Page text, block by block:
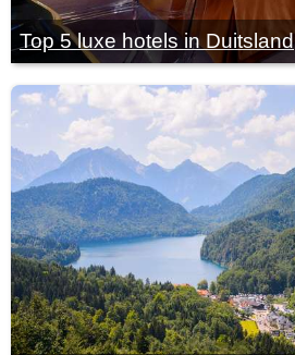
Top 5 luxe hotels in Duitsland